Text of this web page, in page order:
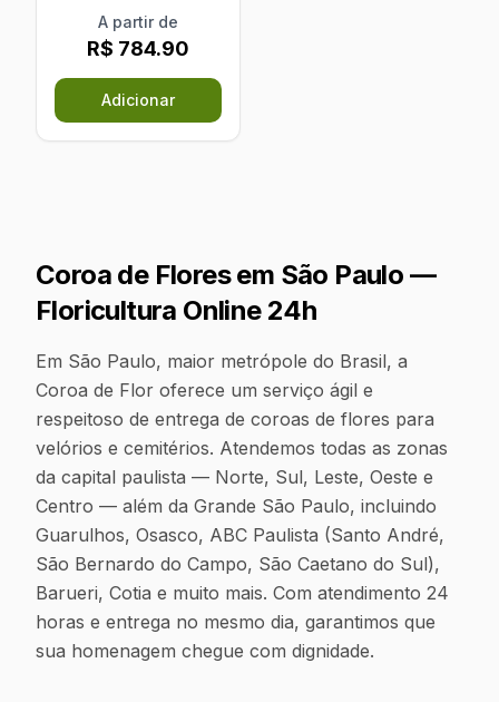
A partir de
R$ 784.90
Adicionar
Coroa de Flores em São Paulo —
Floricultura Online 24h
Em São Paulo, maior metrópole do Brasil, a
Coroa de Flor oferece um serviço ágil e
respeitoso de entrega de coroas de flores para
velórios e cemitérios. Atendemos todas as zonas
da capital paulista — Norte, Sul, Leste, Oeste e
Centro — além da Grande São Paulo, incluindo
Guarulhos, Osasco, ABC Paulista (Santo André,
São Bernardo do Campo, São Caetano do Sul),
Barueri, Cotia e muito mais. Com atendimento 24
horas e entrega no mesmo dia, garantimos que
sua homenagem chegue com dignidade.